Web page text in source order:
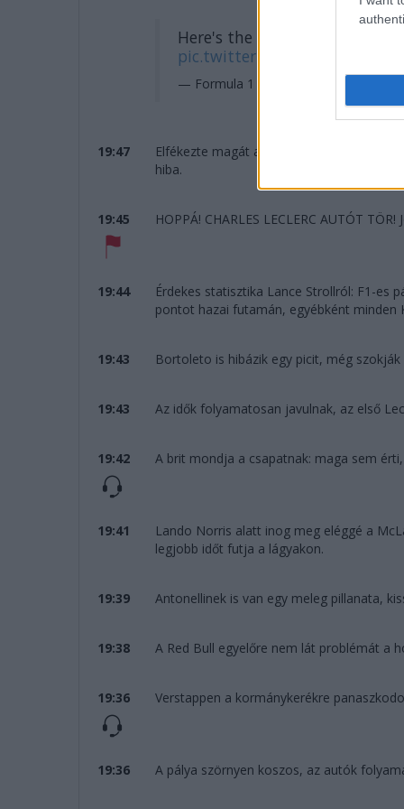
Here's the moment Leclerc
pic.twitter.com/4S7vQ9odvJ
— Formula 1 (@F1)
19:47
Elfékezte magát a ferraris, majd elvétette
hiba.
19:45 HOPPÁ! CHARLES LECLERC AUTÓT
19:44
Érdekes statisztika Lance Strollról: F1-es
pontot hazai futamán, egyébként
19:43 Bortoleto is hibázik egy picit, még
19:43 Az idők folyamatosan javulnak, az első
19:42 A brit mondja a csapatnak: maga sem
19:41
Lando Norris alatt inog meg eléggé a
legjobb időt futja a lágyakon.
19:39 Antonellinek is van egy meleg pillanata,
19:38 A Red Bull egyelőre nem lát problémát a
19:36 Verstappen a kormánykerékre
19:36 A pálya szörnyen koszos, az autók